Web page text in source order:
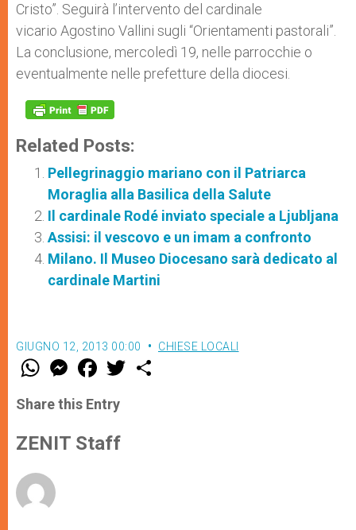
Cristo”. Seguirà l’intervento del cardinale
vicario Agostino Vallini sugli “Orientamenti pastorali”.
La conclusione, mercoledì 19, nelle parrocchie o
eventualmente nelle prefetture della diocesi.
Related Posts:
Pellegrinaggio mariano con il Patriarca
Moraglia alla Basilica della Salute
Il cardinale Rodé inviato speciale a Ljubljana
Assisi: il vescovo e un imam a confronto
Milano. Il Museo Diocesano sarà dedicato al
cardinale Martini
GIUGNO 12, 2013 00:00 CHIESE LOCALI
W
t
s
p
p
M
e
s
e
g
e
F
a
e
b
o
k
w
Share this Entry
ZENIT Staff